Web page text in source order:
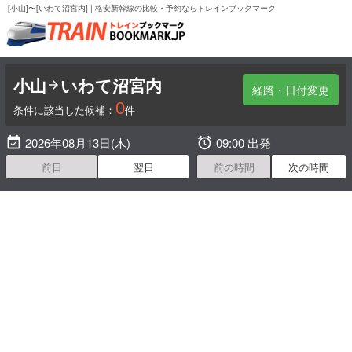
[小山]〜[いわて沼宮内] | 格安新幹線の比較・予約ならトレインブックマーク
経路・日付変更
小山  いわて沼宮内
条件に該当した候補： 0件
 2026年08月13日(木)
前日 翌日
 09:00 出発
前の時間 次の時間